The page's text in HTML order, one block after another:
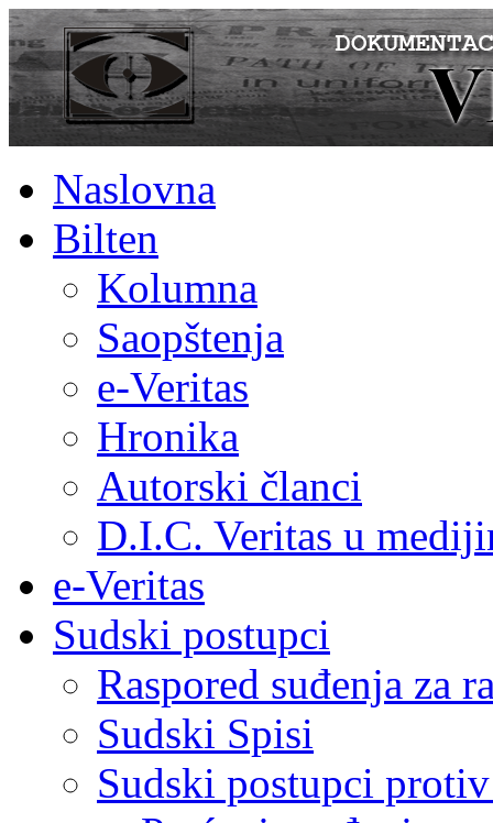
Naslovna
Bilten
Kolumna
Saopštenja
e-Veritas
Hronika
Autorski članci
D.I.C. Veritas u
e-Veritas
Sudski postupci
Raspored suđenja za
Sudski Spisi
Sudski postupci